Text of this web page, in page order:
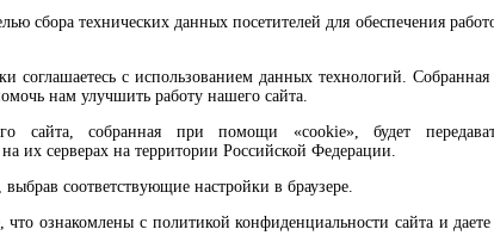
Ctrl+Enter или ссылку ниже
сбора технических данных посетителей для обеспечения
соглашаетесь с использованием данных технологий.
нам улучшить работу нашего сайта.
сайта, собранная при помощи «cookie», будет
их серверах на территории Российской Федерации.
соответствующие настройки в браузере.
ознакомлены с политикой конфиденциальности сайта и